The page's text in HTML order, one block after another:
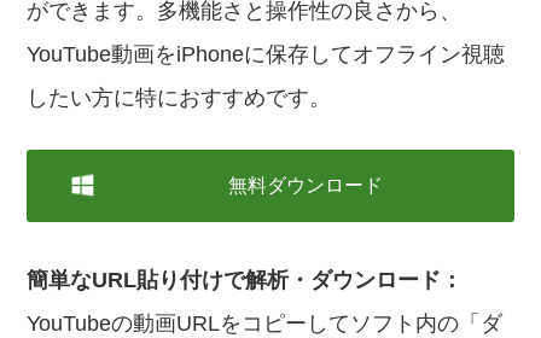
ができます。多機能さと操作性の良さから、
YouTube動画をiPhoneに保存してオフライン視聴
したい方に特におすすめです。
無料ダウンロード
簡単なURL貼り付けで解析・ダウンロード：
YouTubeの動画URLをコピーしてソフト内の「ダ